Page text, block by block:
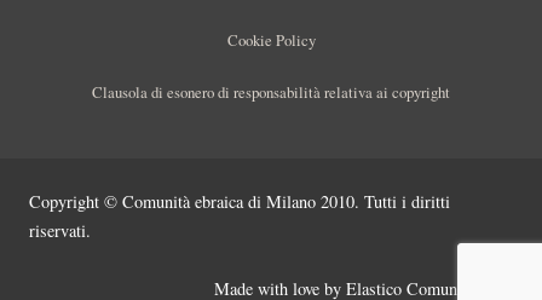
Cookie Policy
Clausola di esonero di responsabilità relativa ai copyright
Copyright © Comunità ebraica di Milano 2010. Tutti i diritti
riservati.
Made with love by Elastico Comunicazione